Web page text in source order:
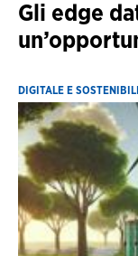
Gli edge
DIGITALE E